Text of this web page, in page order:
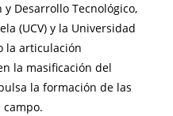
Desarrollo Tecnológico,
(UCV) y la Universidad
la articulación
la masificación del
la formación de las
campo.